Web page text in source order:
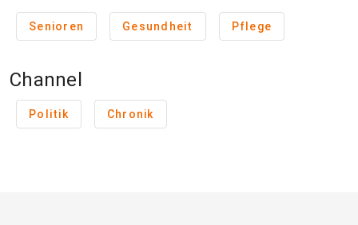
Senioren Gesundheit Pflege
Channel
Politik Chronik